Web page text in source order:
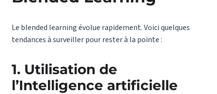
Le blended learning évolue rapidement. Voici quelques
tendances à surveiller pour rester à la pointe :
1. Utilisation de
l’Intelligence artificielle